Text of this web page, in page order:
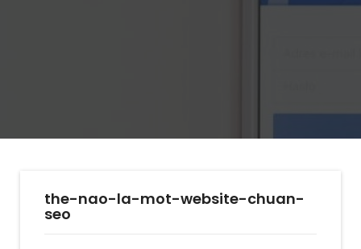
the-nao-la-mot-website-chuan-
seo